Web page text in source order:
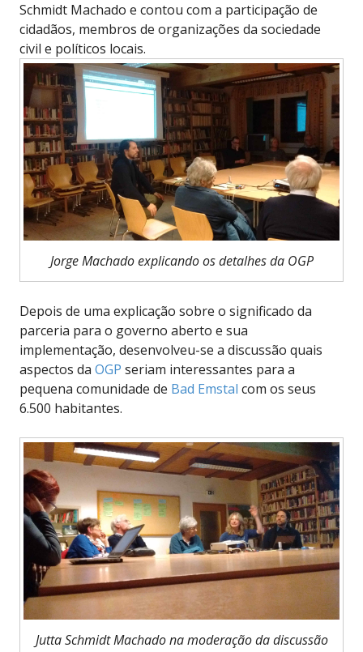
Schmidt Machado e contou com a participação de
cidadãos, membros de organizações da sociedade
civil e políticos locais.
Jorge Machado explicando os detalhes da OGP
Depois de uma explicação sobre o significado da
parceria para o governo aberto e sua
implementação, desenvolveu-se a discussão quais
aspectos da OGP seriam interessantes para a
pequena comunidade de Bad Emstal com os seus
6.500 habitantes.
Jutta Schmidt Machado na moderação da discussão